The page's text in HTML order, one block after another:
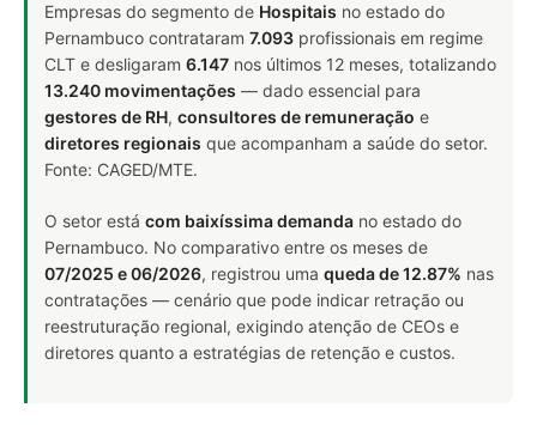
Empresas do segmento de Hospitais no estado do
Pernambuco contrataram 7.093 profissionais em regime
CLT e desligaram 6.147 nos últimos 12 meses, totalizando
13.240 movimentações — dado essencial para
gestores de RH, consultores de remuneração e
diretores regionais que acompanham a saúde do setor.
Fonte: CAGED/MTE.
O setor está com baixíssima demanda no estado do
Pernambuco. No comparativo entre os meses de
07/2025 e 06/2026, registrou uma queda de 12.87% nas
contratações — cenário que pode indicar retração ou
reestruturação regional, exigindo atenção de CEOs e
diretores quanto a estratégias de retenção e custos.